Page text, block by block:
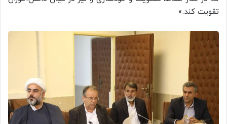
تقویت کند.»